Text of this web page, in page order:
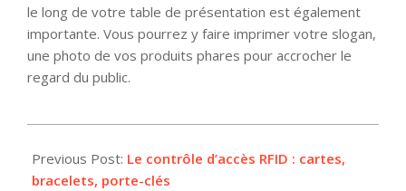
le long de votre table de présentation est également
importante. Vous pourrez y faire imprimer votre slogan,
une photo de vos produits phares pour accrocher le
regard du public.
10-
09
Previous Post: Le contrôle d’accès RFID : cartes,
bracelets, porte-clés